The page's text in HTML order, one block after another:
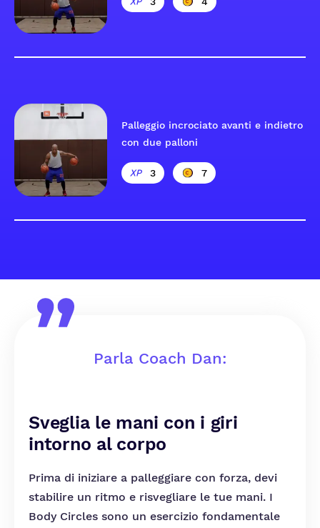
Palleggio incrociato avanti e indietro
con due palloni
3 7
Parla Coach Dan:
Sveglia le mani con i giri
intorno al corpo
Prima di iniziare a palleggiare con forza, devi
stabilire un ritmo e risvegliare le tue mani. I
Body Circles sono un esercizio fondamentale